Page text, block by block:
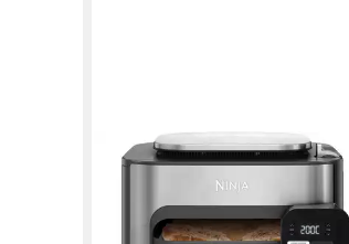
NINJA
Multikocher Combi 12-in-1 Ofen &
Heißluftfritteuse SFP700EU, 1780